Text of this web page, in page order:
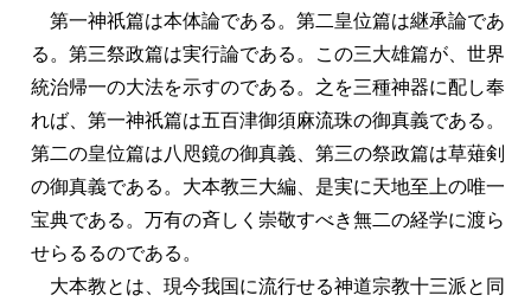
第一神祇篇は本体論である。第二皇位篇は継承論であ
る。第三祭政篇は実行論である。この三大雄篇が、世界
統治帰一の大法を示すのである。之を三種神器に配し奉
れば、第一神祇篇は五百津御須麻流珠の御真義である。
第二の皇位篇は八咫鏡の御真義、第三の祭政篇は草薙剣
の御真義である。大本教三大編、是実に天地至上の唯一
宝典である。万有の斉しく崇敬すべき無二の経学に渡ら
せらるるのである。
大本教とは、現今我国に流行せる神道宗教十三派と同